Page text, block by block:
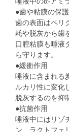
●歯や粘膜の保
歯の表面はペリ
耗や脱灰から歯
口腔粘膜も唾液
ら守ります。
●緩衝作用
唾液に含まれる
ルカリ性に変化
脱灰するのを抑
●抗菌作用
唾液中にはリゾ
ン、ラクトフェ